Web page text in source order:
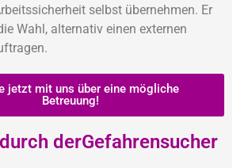
selbst übernehmen. Er
Wahl, alternativ einen externen
jetzt mit uns über eine mögliche
Betreuung!
derGefahrensucher